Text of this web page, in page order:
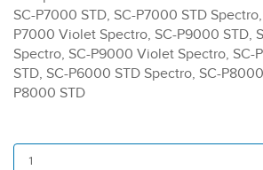
SC-P7000 STD, SC-P7000 STD
P7000 Violet Spectro, SC-P9000 STD,
Spectro, SC-P9000 Violet Spectro, SC-
STD, SC-P6000 STD Spectro, SC-
P8000 STD